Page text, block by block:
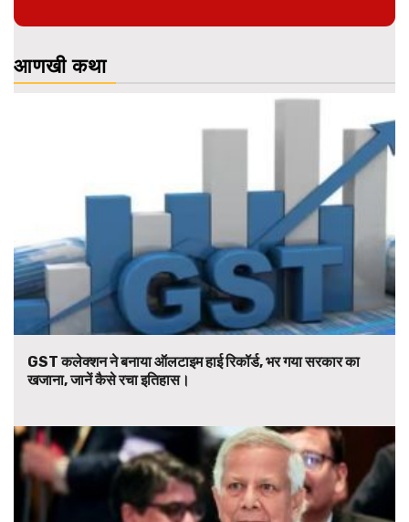
आणखी कथा
GST कलेक्शन ने बनाया ऑलटाइम हाई रिकॉर्ड, भर गया सरकार का
खजाना, जानें कैसे रचा इतिहास।